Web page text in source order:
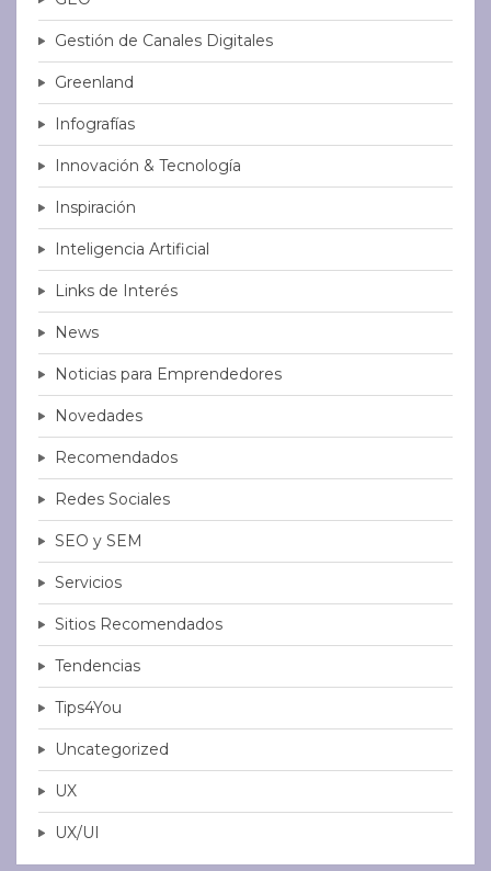
Gestión de Canales Digitales
Greenland
Infografías
Innovación & Tecnología
Inspiración
Inteligencia Artificial
Links de Interés
News
Noticias para Emprendedores
Novedades
Recomendados
Redes Sociales
SEO y SEM
Servicios
Sitios Recomendados
Tendencias
Tips4You
Uncategorized
UX
UX/UI